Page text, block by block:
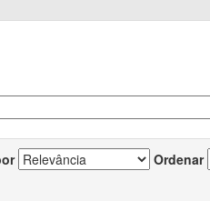
Ordenar